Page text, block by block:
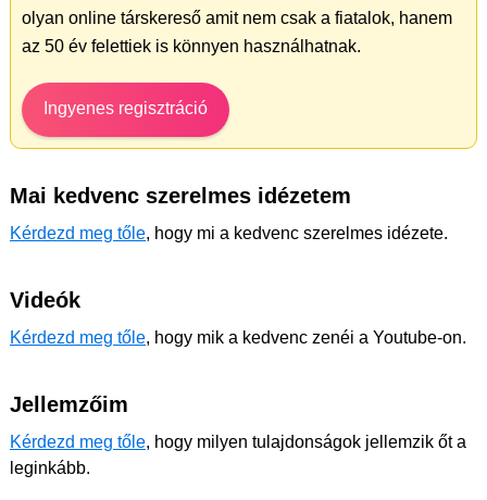
olyan online társkereső amit nem csak a fiatalok, hanem
az 50 év felettiek is könnyen használhatnak.
Ingyenes regisztráció
Mai kedvenc szerelmes idézetem
Kérdezd meg tőle, hogy mi a kedvenc szerelmes idézete.
Videók
Kérdezd meg tőle, hogy mik a kedvenc zenéi a Youtube-on.
Jellemzőim
Kérdezd meg tőle, hogy milyen tulajdonságok jellemzik őt a
leginkább.